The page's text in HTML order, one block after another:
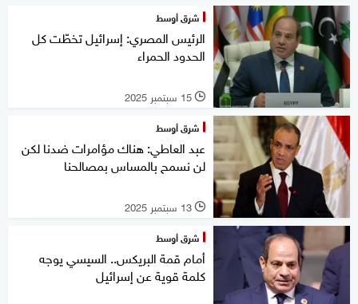
شرق أوسط
الرئيس المصري: إسرائيل تخطّت كل
الحدود الحمراء
l 15 سبتمبر 2025
شرق أوسط
عبد العاطي: هناك مؤامرات ضدنا لكن
لن نسمح بالمساس بمصالحنا
l 13 سبتمبر 2025
شرق أوسط
أمام قمة البريكس.. السيسي يوجه
كلمة قوية عن إسرائيل